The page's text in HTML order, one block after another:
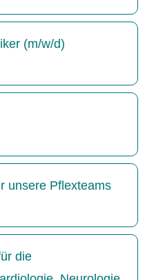
(m/w/d)
unsere Pflexteams
die